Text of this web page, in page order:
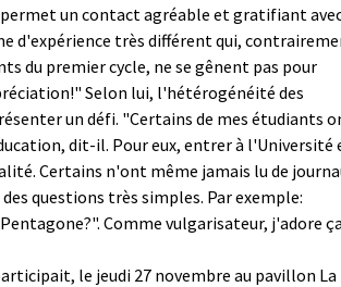
un contact agréable et gratifiant
d'expérience très différent qui,
du premier cycle, ne se gênent pas pour
Selon lui, l'hétérogénéité des
un défi. "Certains de mes étudiants
dit-il. Pour eux, entrer à l'Université
Certains n'ont même jamais lu de
questions très simples. Par exemple:
Comme vulgarisateur, j'adore
le jeudi 27 novembre au pavillon La